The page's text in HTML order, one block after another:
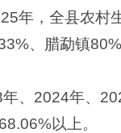
年，全县农村
、腊勐镇
、2024年、
以上。